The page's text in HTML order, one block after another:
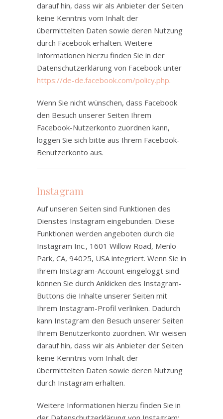
darauf hin, dass wir als Anbieter der Seiten
keine Kenntnis vom Inhalt der
übermittelten Daten sowie deren Nutzung
durch Facebook erhalten. Weitere
Informationen hierzu finden Sie in der
Datenschutzerklärung von Facebook unter
https://de-de.facebook.com/policy.php.
Wenn Sie nicht wünschen, dass Facebook
den Besuch unserer Seiten Ihrem
Facebook-Nutzerkonto zuordnen kann,
loggen Sie sich bitte aus Ihrem Facebook-
Benutzerkonto aus.
Instagram
Auf unseren Seiten sind Funktionen des
Dienstes Instagram eingebunden. Diese
Funktionen werden angeboten durch die
Instagram Inc., 1601 Willow Road, Menlo
Park, CA, 94025, USA integriert. Wenn Sie in
Ihrem Instagram-Account eingeloggt sind
können Sie durch Anklicken des Instagram-
Buttons die Inhalte unserer Seiten mit
Ihrem Instagram-Profil verlinken. Dadurch
kann Instagram den Besuch unserer Seiten
Ihrem Benutzerkonto zuordnen. Wir weisen
darauf hin, dass wir als Anbieter der Seiten
keine Kenntnis vom Inhalt der
übermittelten Daten sowie deren Nutzung
durch Instagram erhalten.
Weitere Informationen hierzu finden Sie in